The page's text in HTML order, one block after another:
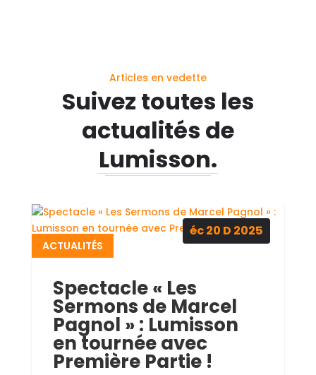
Articles en vedette
Suivez toutes les
actualités de
Lumisson.
Spectacle « Les
Sermons de Marcel
Pagnol » : Lumisson
en tournée avec
Première Partie !
ACTUALITÉS
éc 20 D 2025